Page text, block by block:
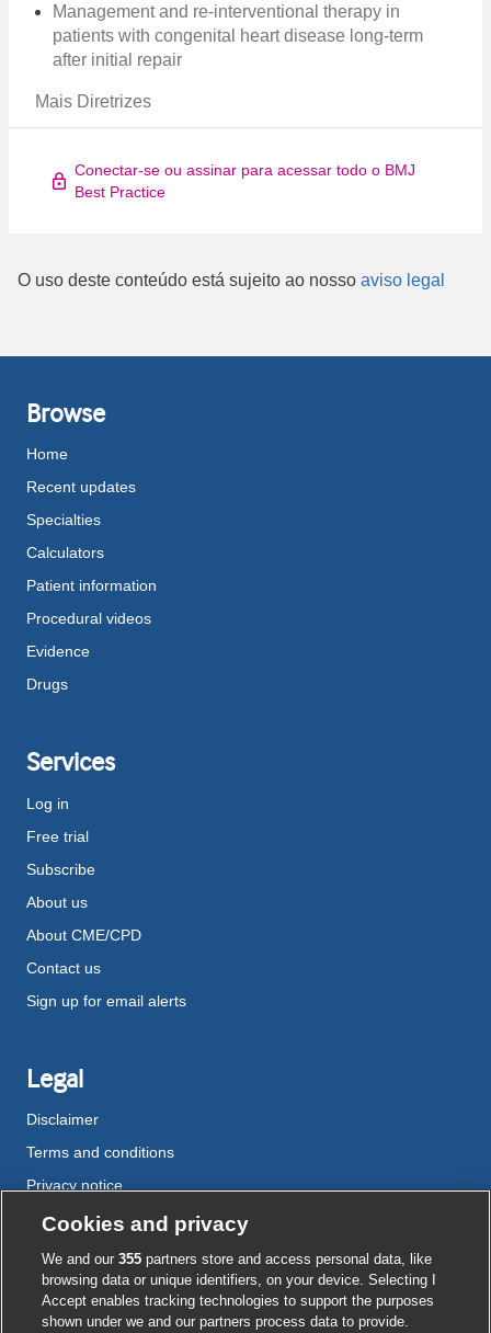
Management and re-interventional therapy in
patients with congenital heart disease long-term
after initial repair
Mais Diretrizes
Conectar-se ou assinar para acessar todo o BMJ
Best Practice
O uso deste conteúdo está sujeito ao nosso aviso legal
Browse
Home
Recent updates
Specialties
Calculators
Patient information
Procedural videos
Evidence
Drugs
Services
Log in
Free trial
Subscribe
About us
About CME/CPD
Contact us
Sign up for email alerts
Legal
Disclaimer
Terms and conditions
Privacy notice
Cookie policy
Accessibility
ExternalExternalExternalExternalExternal
Cookies and privacy
We and our355 partners store and access personal data, like
browsing data or unique identifiers, on your device. Selecting I
Accept enables tracking technologies to support the purposes
shown under we and our partners process data to provide.